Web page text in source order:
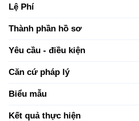
Lệ Phí
Thành phần hồ sơ
Yêu cầu - điều kiện
Căn cứ pháp lý
Biểu mẫu
Kết quả thực hiện